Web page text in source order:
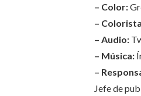
– Color:
–
– Audio:
– Música:
–
Jefe de